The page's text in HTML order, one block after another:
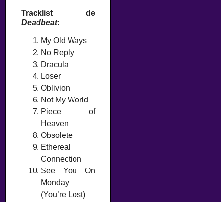
Tracklist de
Deadbeat:
My Old Ways
No Reply
Dracula
Loser
Oblivion
Not My World
Piece of
Heaven
Obsolete
Ethereal
Connection
See You On
Monday
(You’re Lost)